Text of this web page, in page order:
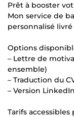
Prêt à booster
Mon service de
personnalisé livré
Options
– Lettre de
ensemble)
– Traduction du
– Version
Tarifs